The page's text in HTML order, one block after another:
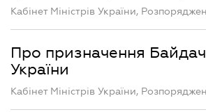
Кабінет Міністрів України,
Про призначення
України
Кабінет Міністрів України,